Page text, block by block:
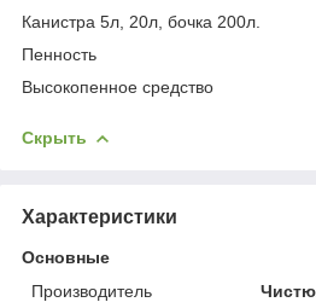
Канистра 5л, 20л, бочка 200л.
Пенность
Высокопенное средство
Скрыть
Характеристики
Основные
Производитель